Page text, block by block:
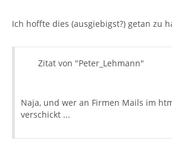
Ich hoffte dies (ausgiebigst?) getan zu
Zitat von "Peter_Lehmann"
Naja, und wer an Firmen Mails im
verschickt ...